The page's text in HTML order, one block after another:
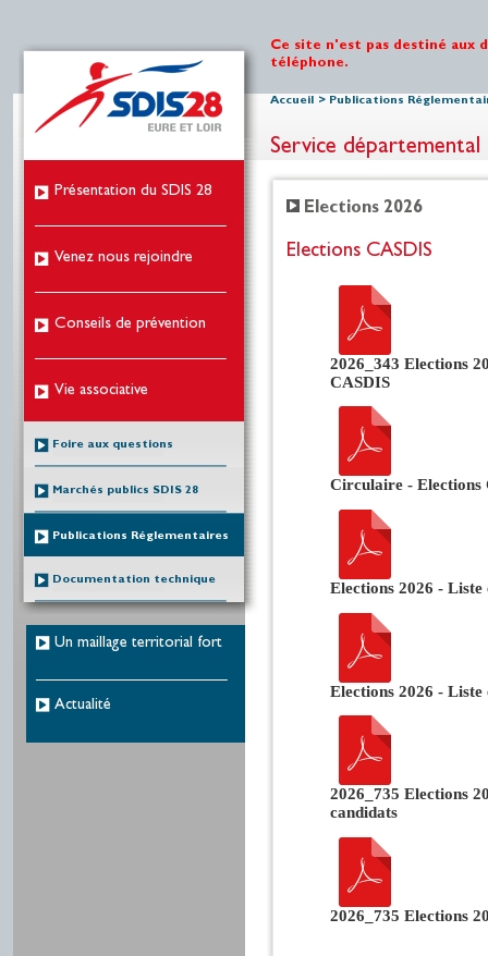
Présentation du SDIS 28
Venez nous rejoindre
Conseils de prévention
Vie associative
Foire aux questions
Marchés publics SDIS 28
Publications Réglementaires
Documentation technique
Un maillage territorial fort
Actualité
Ce site n'est pas destiné aux
téléphone.
Accueil > Publications
Service
Elections 2026
Elections CASDIS
2026_343 Elections
CASDIS
Circulaire - Elections
Elections 2026 - Liste
Elections 2026 - Liste
2026_735 Elections
candidats
2026_735 Elections